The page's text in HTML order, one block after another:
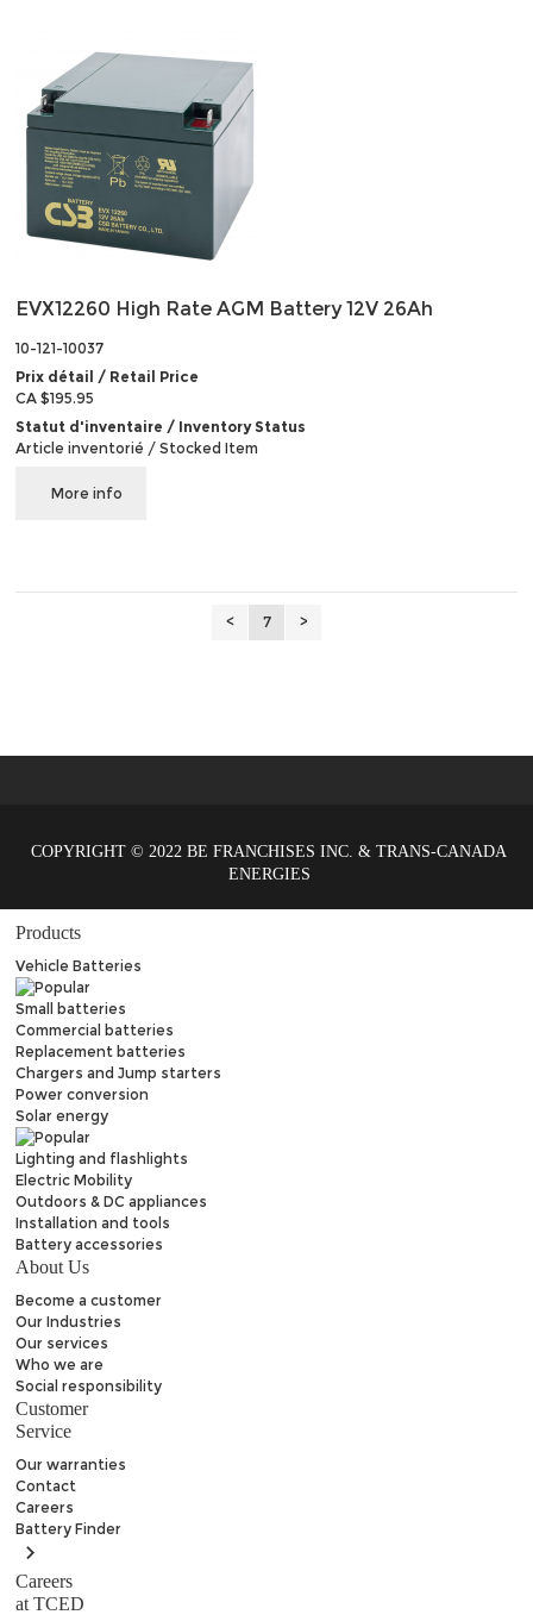
EVX12260 High Rate AGM Battery 12V 26Ah
10-121-10037
Prix détail / Retail Price
CA $195.95
Statut d'inventaire / Inventory Status
Article inventorié / Stocked Item
More info
< 7 >
Products
Vehicle Batteries
Small batteries
Commercial batteries
Replacement batteries
Chargers and Jump starters
Power conversion
Solar energy
Lighting and flashlights
Electric Mobility
Outdoors & DC appliances
Installation and tools
Battery accessories
About Us
Become a customer
Our Industries
Our services
Who we are
Social responsibility
Customer
Service
Our warranties
Contact
Careers
Battery Finder
Careers
at TCED
COPYRIGHT © 2022 BE FRANCHISES INC. & TRANS-CANADA
ENERGIES